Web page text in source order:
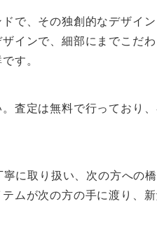
で、その独創的なデザイ
インで、細部にまでこだ
す。
査定は無料で行っており
に取り扱い、次の方への
ムが次の方の手に渡り、